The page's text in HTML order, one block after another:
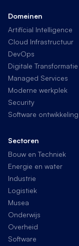
Domeinen
Artificial Intelligence
Cloud Infrastructuur
DevOps
Digitale Transformatie
Managed Services
Moderne werkplek
Security
Software ontwikkeling
Sectoren
Bouw en Techniek
Energie en water
Industrie
Logistiek
Musea
Onderwijs
Overheid
Software